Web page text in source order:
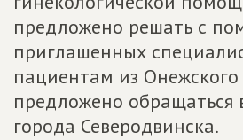
предложено решать с
приглашенных
пациентам из
предложено обращаться
города Северодвинска.